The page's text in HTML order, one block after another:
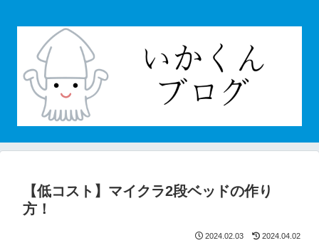
【低コスト】マイクラ2段ベッドの作り
方！
2024.02.03 2024.04.02